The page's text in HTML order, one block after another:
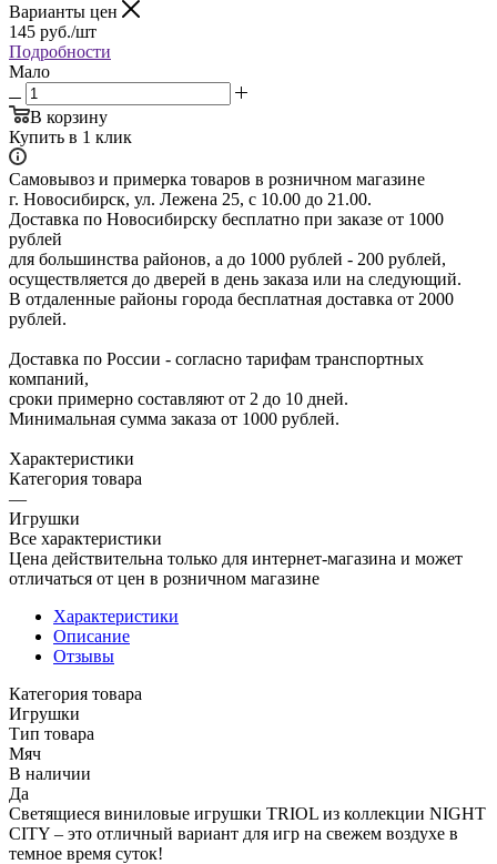
Варианты цен
145 руб./шт
Подробности
Мало
В корзину
Купить в 1 клик
Самовывоз и примерка товаров в розничном магазине
г. Новосибирск, ул. Лежена 25, с 10.00 до 21.00.
Доставка по Новосибирску бесплатно при заказе от 1000
рублей
для большинства районов, а до 1000 рублей - 200 рублей,
осуществляется до дверей в день заказа или на следующий.
В отдаленные районы города бесплатная доставка от 2000
рублей.
Доставка по России - согласно тарифам транспортных
компаний,
сроки примерно составляют от 2 до 10 дней.
Минимальная сумма заказа от 1000 рублей.
Характеристики
Категория товара
—
Игрушки
Все характеристики
Цена действительна только для интернет-магазина и может
отличаться от цен в розничном магазине
Характеристики
Описание
Отзывы
Категория товара
Игрушки
Тип товара
Мяч
В наличии
Да
Светящиеся виниловые игрушки TRIOL из коллекции NIGHT
CITY – это отличный вариант для игр на свежем воздухе в
темное время суток!